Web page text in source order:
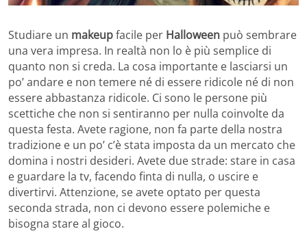
Studiare un makeupfacile per Halloween può sembrare
una vera impresa. In realtà non lo è più semplice di
quanto non si creda. La cosa importante e lasciarsi un
po’ andare e non temere né di essere ridicole né di non
essere abbastanza ridicole. Ci sono le persone più
scettiche che non si sentiranno per nulla coinvolte da
questa festa. Avete ragione, non fa parte della nostra
tradizione e un po’ c’è stata imposta da un mercato che
domina i nostri desideri. Avete due strade: stare in casa
e guardare la tv, facendo finta di nulla, o uscire e
divertirvi. Attenzione, se avete optato per questa
seconda strada, non ci devono essere polemiche e
bisogna stare al gioco.